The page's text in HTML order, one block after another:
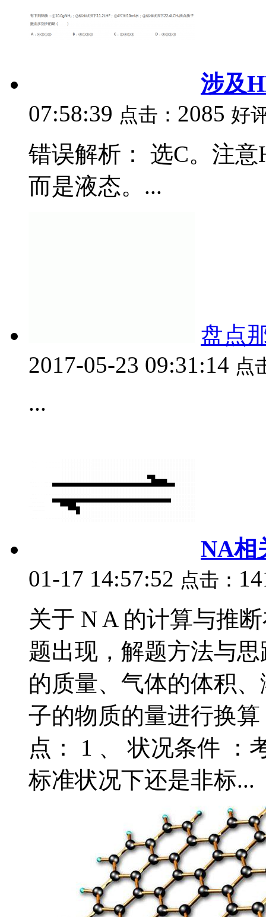
涉及
07:58:39 点击： 2085 好
错误解析： 选C。注
而是液态。...
盘点
2017-05-23 09:31:14 点
...
NA相
01-17 14:57:52 点击：
关于 N A 的计算与推
题出现，解题方法与
的质量、气体的体积
子的物质的量进行换
点： 1 、 状况条件 ：
标准状况下还是非标...